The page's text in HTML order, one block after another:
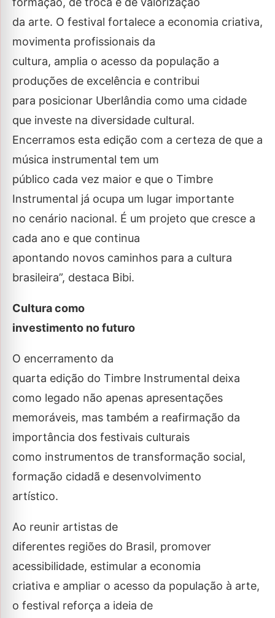
da arte. O festival fortalece a economia criativa,
movimenta profissionais da
cultura, amplia o acesso da população a
produções de excelência e contribui
para posicionar Uberlândia como uma cidade
que investe na diversidade cultural.
Encerramos esta edição com a certeza de que a
música instrumental tem um
público cada vez maior e que o Timbre
Instrumental já ocupa um lugar importante
no cenário nacional. É um projeto que cresce a
cada ano e que continua
apontando novos caminhos para a cultura
brasileira”, destaca Bibi.
Cultura como
investimento no futuro
O encerramento da
quarta edição do Timbre Instrumental deixa
como legado não apenas apresentações
memoráveis, mas também a reafirmação da
importância dos festivais culturais
como instrumentos de transformação social,
formação cidadã e desenvolvimento
artístico.
Ao reunir artistas de
diferentes regiões do Brasil, promover
acessibilidade, estimular a economia
criativa e ampliar o acesso da população à arte,
o festival reforça a ideia de